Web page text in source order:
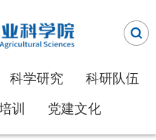
科学研究
科研队伍
训 党建文化